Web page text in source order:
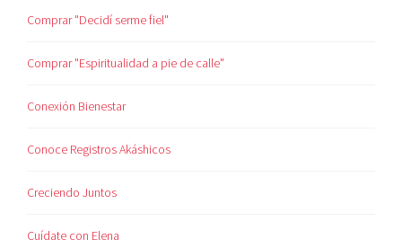
Comprar "Decidí serme fiel"
Comprar "Espiritualidad a pie de calle"
Conexión Bienestar
Conoce Registros Akáshicos
Creciendo Juntos
Cuídate con Elena